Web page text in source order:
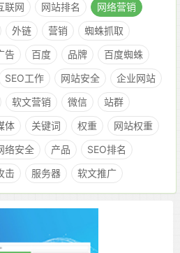
联网 网站排名
网络营销
外链 营销
蜘蛛抓取
告 百度 品牌
百度蜘蛛
SEO工作 网站安全
企业网站
软文营销 微信
站群
体 关键词 权重
网站权重
络安全 产品
SEO排名
击 服务器 软文推广